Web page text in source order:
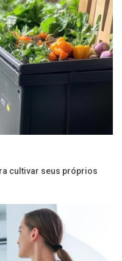
cultivar seus próprios